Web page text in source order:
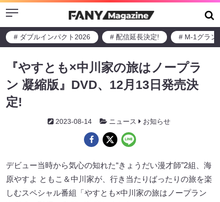
Menu
# ダブルインパクト2026 # 配信延長決定! # M-1グラン
『やすとも×中川家の旅はノープラ
ン 凝縮版』DVD、12月13日発売決
定!
2023-08-14 ニュース お知らせ
デビュー当時から気心の知れた“きょうだい漫才師”2組、海
原やすよ ともこ＆中川家が、行き当たりばったりの旅を楽
しむスペシャル番組「やすとも×中川家の旅はノープラン